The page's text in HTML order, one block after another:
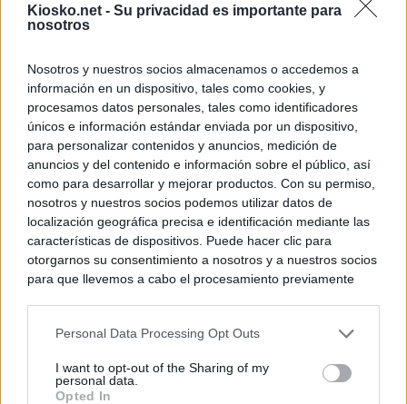
Kiosko.net - Su privacidad es importante para
nosotros
Nosotros y nuestros socios almacenamos o accedemos a
información en un dispositivo, tales como cookies, y
procesamos datos personales, tales como identificadores
únicos e información estándar enviada por un dispositivo,
para personalizar contenidos y anuncios, medición de
anuncios y del contenido e información sobre el público, así
como para desarrollar y mejorar productos. Con su permiso,
nosotros y nuestros socios podemos utilizar datos de
localización geográfica precisa e identificación mediante las
características de dispositivos. Puede hacer clic para
otorgarnos su consentimiento a nosotros y a nuestros socios
para que llevemos a cabo el procesamiento previamente
negar su consentimiento. Tenga en cuenta que algún
de su consentimiento, pero usted tiene el derecho de
rechazar tal procesamiento. Sus preferencias se aplicarán
Personal Data Processing Opt Outs
I want to opt-out of the Sharing of my
personal data.
Opted In